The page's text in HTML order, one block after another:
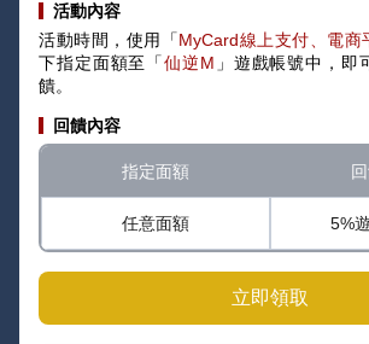
活動內容
活動時間，使用「MyCard線上支付、電商
下指定面額至「仙逆M 」遊戲帳號中，即
饋。
回饋內容
指定面額
任意面額 5%
立即領取